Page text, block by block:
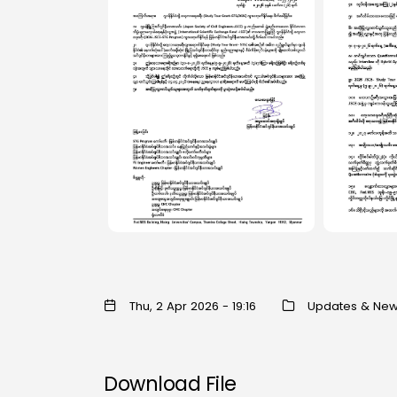
Thu, 2 Apr 2026 - 19:16 Updates &
Download File